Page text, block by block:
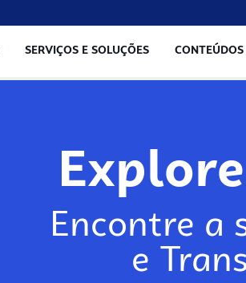
SERVIÇOS E SOLUÇÕES
Explore
Encontre a
e